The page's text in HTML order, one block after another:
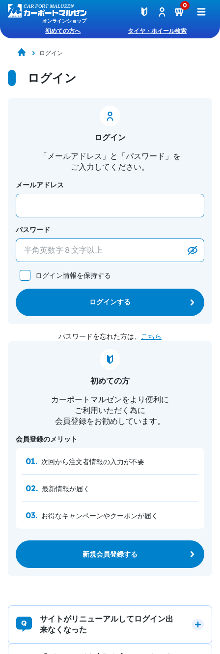
オンラインショップ
0
初めての方へ タイヤ・ホイール検索
ログイン
ログイン
ログイン
「メールアドレス」と「パスワード」を
ご入力してください。
メールアドレス
パスワード
ログイン情報を保持する
ログインする
パスワードを忘れた方は、 こちら
初めての方
カーポートマルゼンをより便利に
ご利用いただく為に
会員登録をお勧めしています。
会員登録のメリット
次回から注文者情報の入力が不要
最新情報が届く
お得なキャンペーンやクーポンが届く
新規会員登録する
サイトがリニューアルしてログイン出
来なくなった